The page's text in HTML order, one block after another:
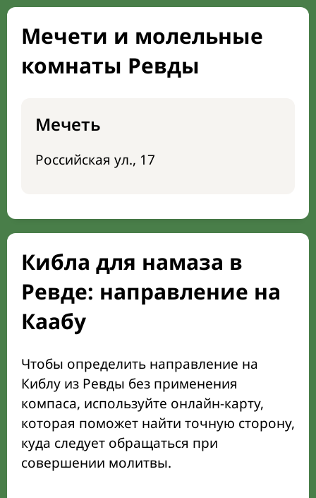
Мечети и молельные
комнаты Ревды
Мечеть
Российская ул., 17
Кибла для намаза в
Ревде: направление на
Каабу
Чтобы определить направление на
Киблу из Ревды без применения
компаса, используйте онлайн-карту,
которая поможет найти точную сторону,
куда следует обращаться при
совершении молитвы.